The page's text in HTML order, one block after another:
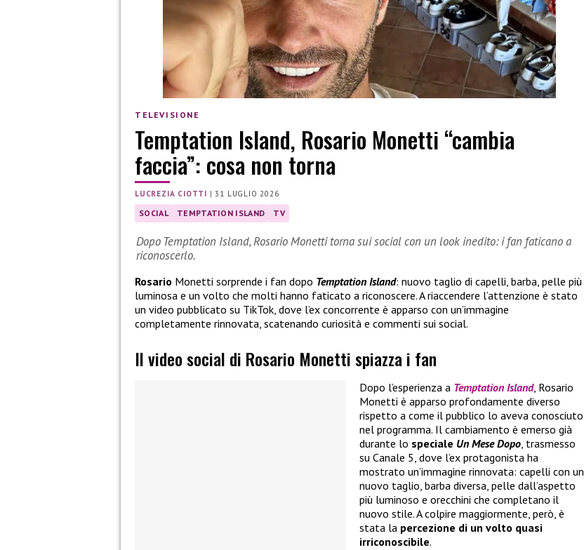
TELEVISIONE
Temptation Island, Rosario Monetti “cambia
faccia”: cosa non torna
LUCREZIA CIOTTI |31 LUGLIO 2026
SOCIAL TEMPTATION ISLAND TV
Dopo Temptation Island, Rosario Monetti torna sui social con un look inedito: i fan faticano a
riconoscerlo.
Rosario Monetti sorprende i fan dopo Temptation Island: nuovo taglio di capelli, barba, pelle più
luminosa e un volto che molti hanno faticato a riconoscere. A riaccendere l’attenzione è stato
un video pubblicato su TikTok, dove l’ex concorrente è apparso con un’immagine
completamente rinnovata, scatenando curiosità e commenti sui social.
Il video social di Rosario Monetti spiazza i fan
Dopo l’esperienza a Temptation Island, Rosario
Monetti è apparso profondamente diverso
rispetto a come il pubblico lo aveva conosciuto
nel programma. Il cambiamento è emerso già
durante lo speciale Un Mese Dopo, trasmesso
su Canale 5, dove l’ex protagonista ha
mostrato un’immagine rinnovata: capelli con un
nuovo taglio, barba diversa, pelle dall’aspetto
più luminoso e orecchini che completano il
nuovo stile. A colpire maggiormente, però, è
stata la percezione di un volto quasi
irriconoscibile.